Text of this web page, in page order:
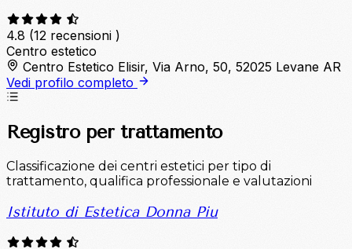
4.8 (12 recensioni )
Centro estetico
Centro Estetico Elisir, Via Arno, 50, 52025 Levane AR
Vedi profilo completo
Registro per trattamento
Classificazione dei centri estetici per tipo di
trattamento, qualifica professionale e valutazioni
Istituto di Estetica Donna Piu